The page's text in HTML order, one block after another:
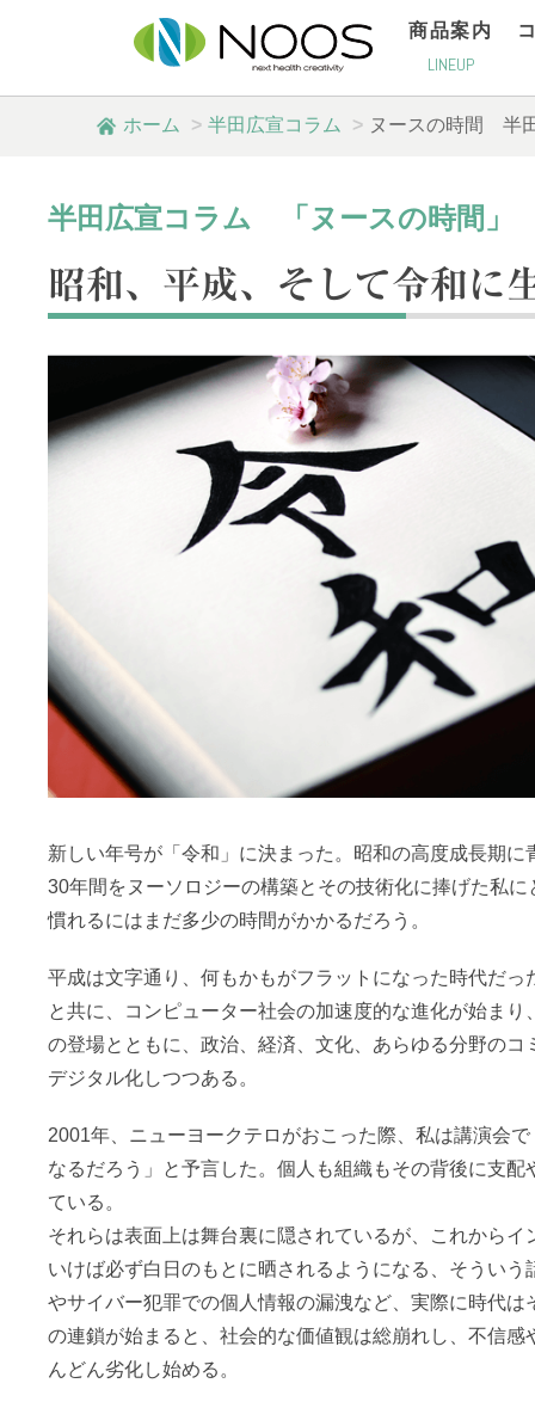
商品案内
LINEUP
ホーム 半田広宣コラム ヌースの時間 半
半田広宣コラム 「ヌースの時間」
昭和、平成、そして令和に
新しい年号が「令和」に決まった。昭和の高度成長期に
30年間をヌーソロジーの構築とその技術化に捧げた私
慣れるにはまだ多少の時間がかかるだろう。
平成は文字通り、何もかもがフラットになった時代だっ
と共に、コンピューター社会の加速度的な進化が始まり
の登場とともに、政治、経済、文化、あらゆる分野のコ
デジタル化しつつある。
2001年、ニューヨークテロがおこった際、私は講演会
なるだろう」と予言した。個人も組織もその背後に支配
ている。
それらは表面上は舞台裏に隠されているが、これからイ
いけば必ず白日のもとに晒されるようになる、そういう
やサイバー犯罪での個人情報の漏洩など、実際に時代は
の連鎖が始まると、社会的な価値観は総崩れし、不信感
んどん劣化し始める。